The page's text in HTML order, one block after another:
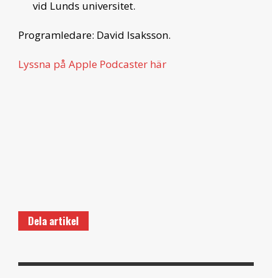
vid Lunds universitet.
Programledare: David Isaksson.
Lyssna på Apple Podcaster här
Dela artikel